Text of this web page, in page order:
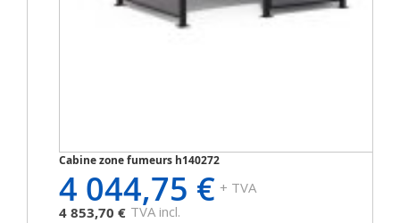
Cabine zone fumeurs h140272
4 044,75 € + TVA
4 853,70 € TVA incl.